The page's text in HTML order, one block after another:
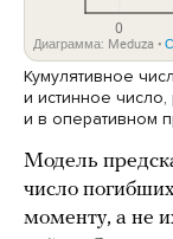
Кумулятивное
и истинное
и в оперативном
Модель
число
моменту, а не